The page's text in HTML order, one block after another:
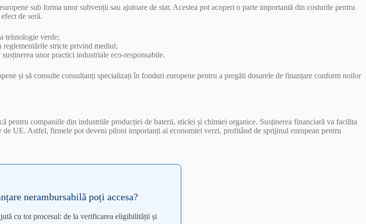
sub forma unor subvenții sau ajutoare de stat. Acestea pot acoperi o parte importantă din costurile pentru
de seră.
tehnologie verde;
reglementările stricte privind mediul;
unor practici industriale eco-responsabile.
și să consulte consultanți specializați în fonduri europene pentru a pregăti dosarele de finanțare conform noilor
pentru companiile din industriile producției de baterii, sticlei și chimiei organice. Susținerea financiară va facilita
UE. Astfel, firmele pot deveni piloni importanți ai economiei verzi, profitând de sprijinul european pentru
nerambursabilă poți accesa?
cu tot procesul: de la verificarea eligibilității și